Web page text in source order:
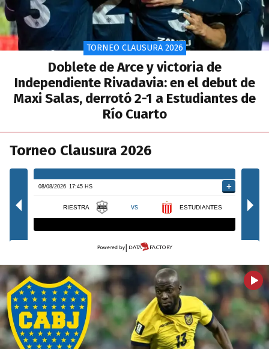
TORNEO CLAUSURA 2026
Doblete de Arce y victoria de
Independiente Rivadavia: en el debut de
Maxi Salas, derrotó 2-1 a Estudiantes de
Río Cuarto
Torneo Clausura 2026